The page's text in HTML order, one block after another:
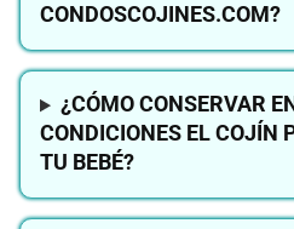
CONDOSCOJINES.COM?
¿CÓMO CONSERVAR
CONDICIONES EL COJÍN
TU BEBÉ?